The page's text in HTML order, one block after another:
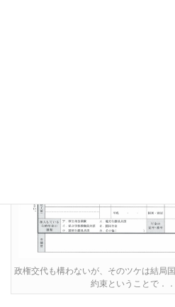
政権交代も構わないが、そのツケは結局
約束ということで．